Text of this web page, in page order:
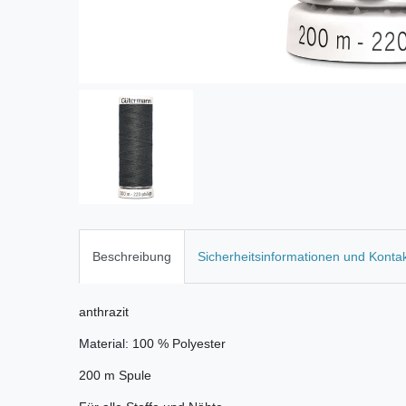
Beschreibung Sicherheitsinformationen und
anthrazit
Material: 100 % Polyester
200 m Spule